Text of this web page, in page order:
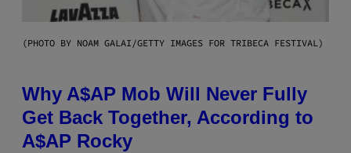
(PHOTO BY NOAM GALAI/GETTY IMAGES FOR TRIBECA FESTIVAL)
Why A$AP Mob Will Never Fully
Get Back Together, According to
A$AP Rocky